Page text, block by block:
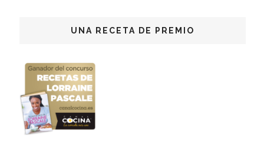
UNA RECETA DE PREMIO